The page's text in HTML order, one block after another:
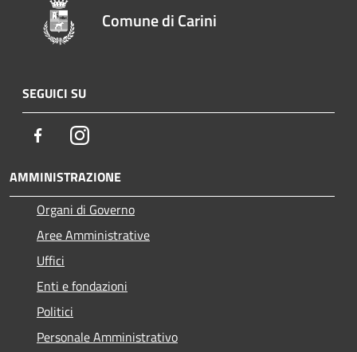
Comune di Carini
SEGUICI SU
FacebookInstagram
AMMINISTRAZIONE
Organi di Governo
Aree Amministrative
Uffici
Enti e fondazioni
Politici
Personale Amministrativo